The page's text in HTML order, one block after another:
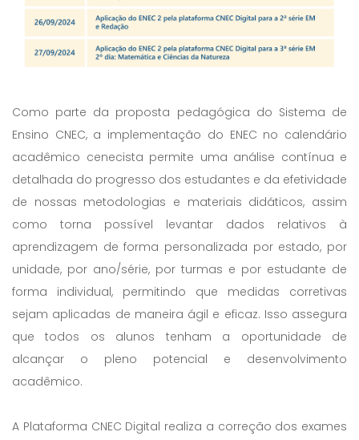
Como parte da proposta pedagógica do Sistema de
Ensino CNEC, a implementação do ENEC no calendário
acadêmico cenecista permite uma análise contínua e
detalhada do progresso dos estudantes e da efetividade
de nossas metodologias e materiais didáticos, assim
como torna possível levantar dados relativos à
aprendizagem de forma personalizada por estado, por
unidade, por ano/série, por turmas e por estudante de
forma individual, permitindo que medidas corretivas
sejam aplicadas de maneira ágil e eficaz. Isso assegura
que todos os alunos tenham a oportunidade de
alcançar o pleno potencial e desenvolvimento
acadêmico.
A Plataforma CNEC Digital realiza a correção dos exames